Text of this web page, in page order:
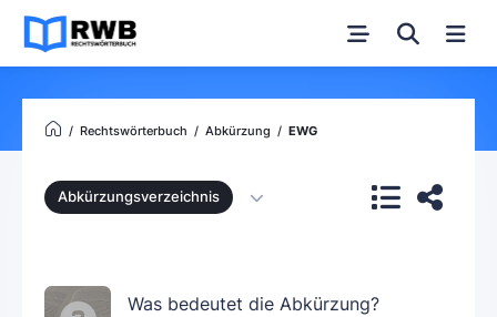
Rechtswörterbuch Abkürzung EWG
Abkürzungsverzeichnis
Was bedeutet die Abkürzung?